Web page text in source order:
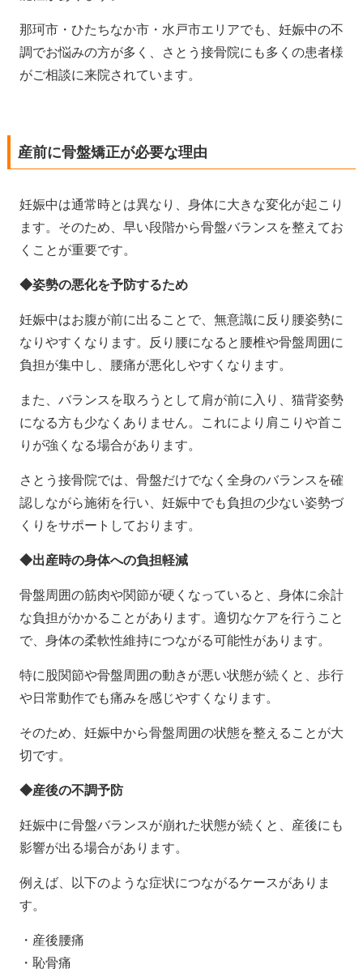
那珂市・ひたちなか市・水戸市エリアでも、妊娠中の不
調でお悩みの方が多く、さとう接骨院にも多くの患者様
がご相談に来院されています。
産前に骨盤矯正が必要な理由
妊娠中は通常時とは異なり、身体に大きな変化が起こり
ます。そのため、早い段階から骨盤バランスを整えてお
くことが重要です。
◆姿勢の悪化を予防するため
妊娠中はお腹が前に出ることで、無意識に反り腰姿勢に
なりやすくなります。反り腰になると腰椎や骨盤周囲に
負担が集中し、腰痛が悪化しやすくなります。
また、バランスを取ろうとして肩が前に入り、猫背姿勢
になる方も少なくありません。これにより肩こりや首こ
りが強くなる場合があります。
さとう接骨院では、骨盤だけでなく全身のバランスを確
認しながら施術を行い、妊娠中でも負担の少ない姿勢づ
くりをサポートしております。
◆出産時の身体への負担軽減
骨盤周囲の筋肉や関節が硬くなっていると、身体に余計
な負担がかかることがあります。適切なケアを行うこと
で、身体の柔軟性維持につながる可能性があります。
特に股関節や骨盤周囲の動きが悪い状態が続くと、歩行
や日常動作でも痛みを感じやすくなります。
そのため、妊娠中から骨盤周囲の状態を整えることが大
切です。
◆産後の不調予防
妊娠中に骨盤バランスが崩れた状態が続くと、産後にも
影響が出る場合があります。
例えば、以下のような症状につながるケースがありま
す。
・産後腰痛
・恥骨痛